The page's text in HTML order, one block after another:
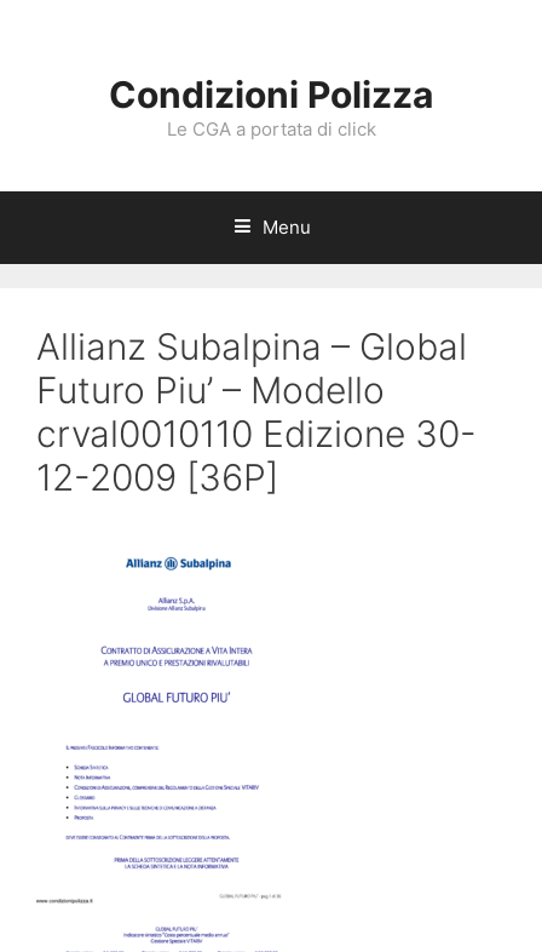
Condizioni Polizza
Le CGA a portata di click
Menu
Allianz Subalpina – Global
Futuro Piu’ – Modello
crval0010110 Edizione 30-
12-2009 [36P]